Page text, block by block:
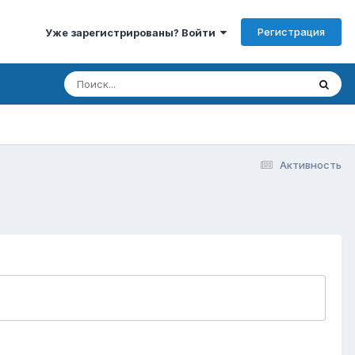
Уже зарегистрированы? Войти Регистрация
Активность